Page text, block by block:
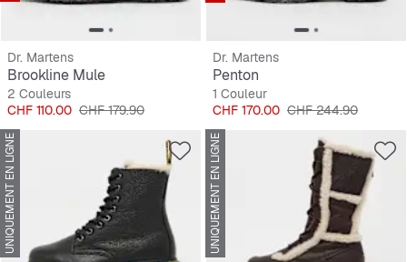
Dr. Martens
Brookline Mule
2 Couleurs
Prix
CHF 110.00 Prix original
CHF 179.90
Dr. Martens
Penton
1 Couleur
Prix
CHF 170.00 Prix original
CHF 244.90
UNIQUEMENT EN LIGNE UNIQUEMENT EN LIGNE